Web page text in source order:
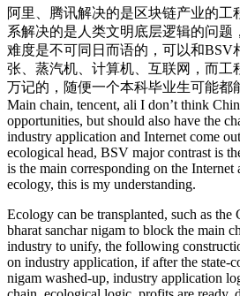
阿里、腾讯解决的是区块链产业的工
系解决的是人类文明底层逻辑的问题
难度是不可同日而语的，可以和BSV
张、蒸汽机、计算机、互联网，而工
万记的，随便一个本科毕业生可能都
Main chain, tencent, ali I don’t think
opportunities, but should also have the
industry application and Internet come
ecological head, BSV major contrast is
is the main corresponding on the
ecology, this is my understanding.
Ecology can be transplanted, such as the
bharat sanchar nigam to block the main
industry to unify, the following
on industry application, if after the state-
nigam washed-up, industry application